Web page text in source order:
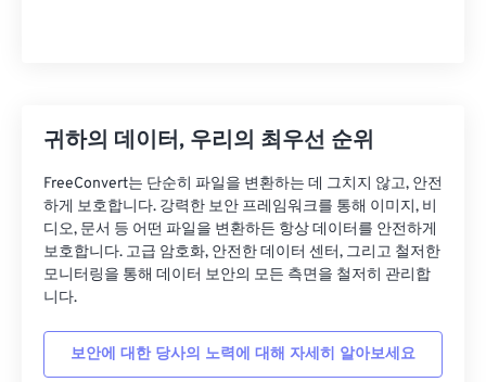
귀하의 데이터, 우리의 최우선 순위
FreeConvert는 단순히 파일을 변환하는 데 그치지 않고, 안전
하게 보호합니다. 강력한 보안 프레임워크를 통해 이미지, 비
디오, 문서 등 어떤 파일을 변환하든 항상 데이터를 안전하게
보호합니다. 고급 암호화, 안전한 데이터 센터, 그리고 철저한
모니터링을 통해 데이터 보안의 모든 측면을 철저히 관리합
니다.
보안에 대한 당사의 노력에 대해 자세히 알아보세요